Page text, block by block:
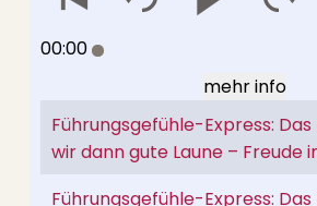
00:00
die niemand vermeiden will –
oft nicht echt ist. Beim Kick-off,
wollte. Beim Teamausflug, der
mehr info
Führungsgefühle-Express:
wir dann gute Laune – Freude
Führungsgefühle-Express: